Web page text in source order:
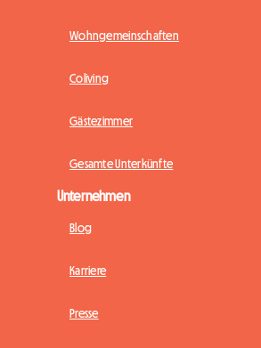
Wohngemeinschaften
Coliving
Gästezimmer
Gesamte Unterkünfte
Unternehmen
Blog
Karriere
Presse